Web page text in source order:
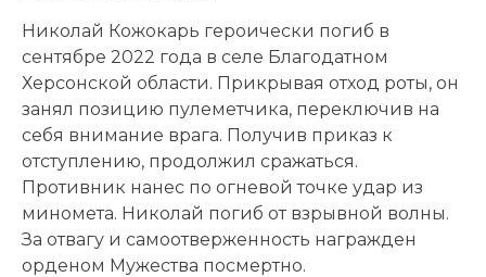
Николай Кожокарь героически погиб в
сентябре 2022 года в селе Благодатном
Херсонской области. Прикрывая отход роты, он
занял позицию пулеметчика, переключив на
себя внимание врага. Получив приказ к
отступлению, продолжил сражаться.
Противник нанес по огневой точке удар из
миномета. Николай погиб от взрывной волны.
За отвагу и самоотверженность награжден
орденом Мужества посмертно.